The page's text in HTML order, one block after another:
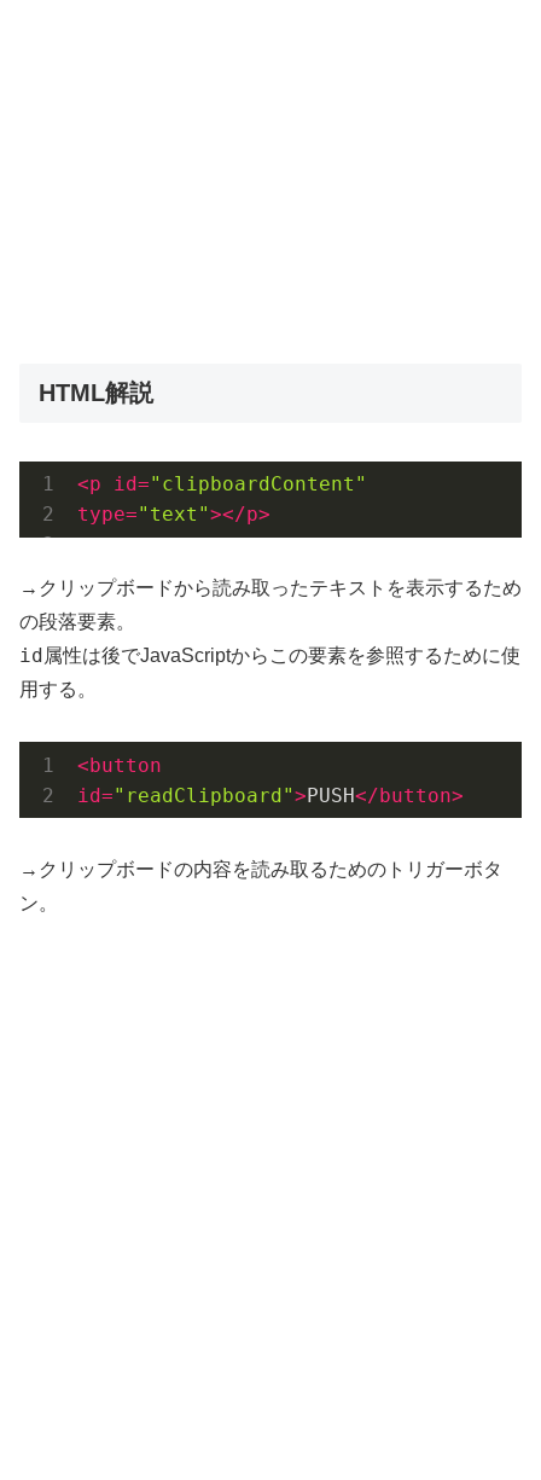
HTML解説
<p id="clipboardContent"
type="text"></p>
→クリップボードから読み取ったテキストを表示するため
の段落要素。
id 属性は後でJavaScriptからこの要素を参照するために使
用する。
<button
id="readClipboard">PUSH</button>
→クリップボードの内容を読み取るためのトリガーボタ
ン。